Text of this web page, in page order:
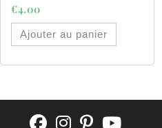
€4.00
Ajouter au panier